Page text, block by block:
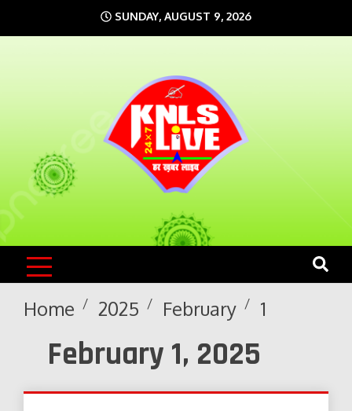
to
SUNDAY, AUGUST 9, 2026
KNLS LIVE
India`s No.1 News Portal
Home 2025 February 1
February 1, 2025